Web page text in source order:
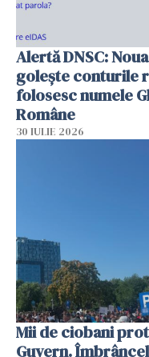
Alertă DNSC:
golește conturile
folosesc numele
Române
30 IULIE 2026
Mii de ciobani
Guvern.